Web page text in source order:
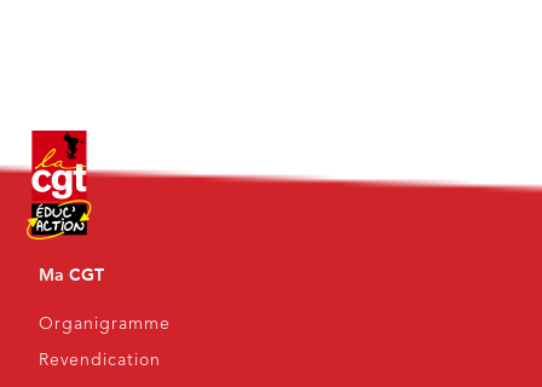
Ma CGT
Organigramme
Revendication